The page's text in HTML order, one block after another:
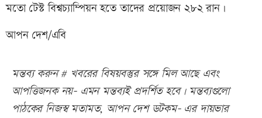
মতো টেস্ট বিশ্বচ্যাম্পিয়ন হতে তাদের প্রয়োজন ২৮২ রান।
আপন দেশ/এবি
মন্তব্য করুন # খবরের বিষয়বস্তুর সঙ্গে মিল আছে এবং
আপত্তিজনক নয়- এমন মন্তব্যই প্রদর্শিত হবে। মন্তব্যগুলো
পাঠকের নিজস্ব মতামত, আপন দেশ ডটকম- এর দায়ভার